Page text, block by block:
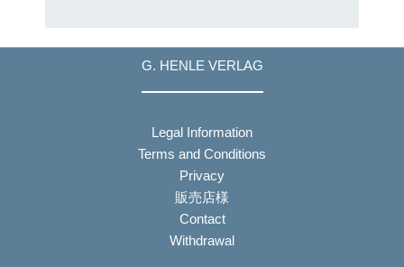
G. HENLE VERLAG
Legal Information
Terms and Conditions
Privacy
販売店様
Contact
Withdrawal